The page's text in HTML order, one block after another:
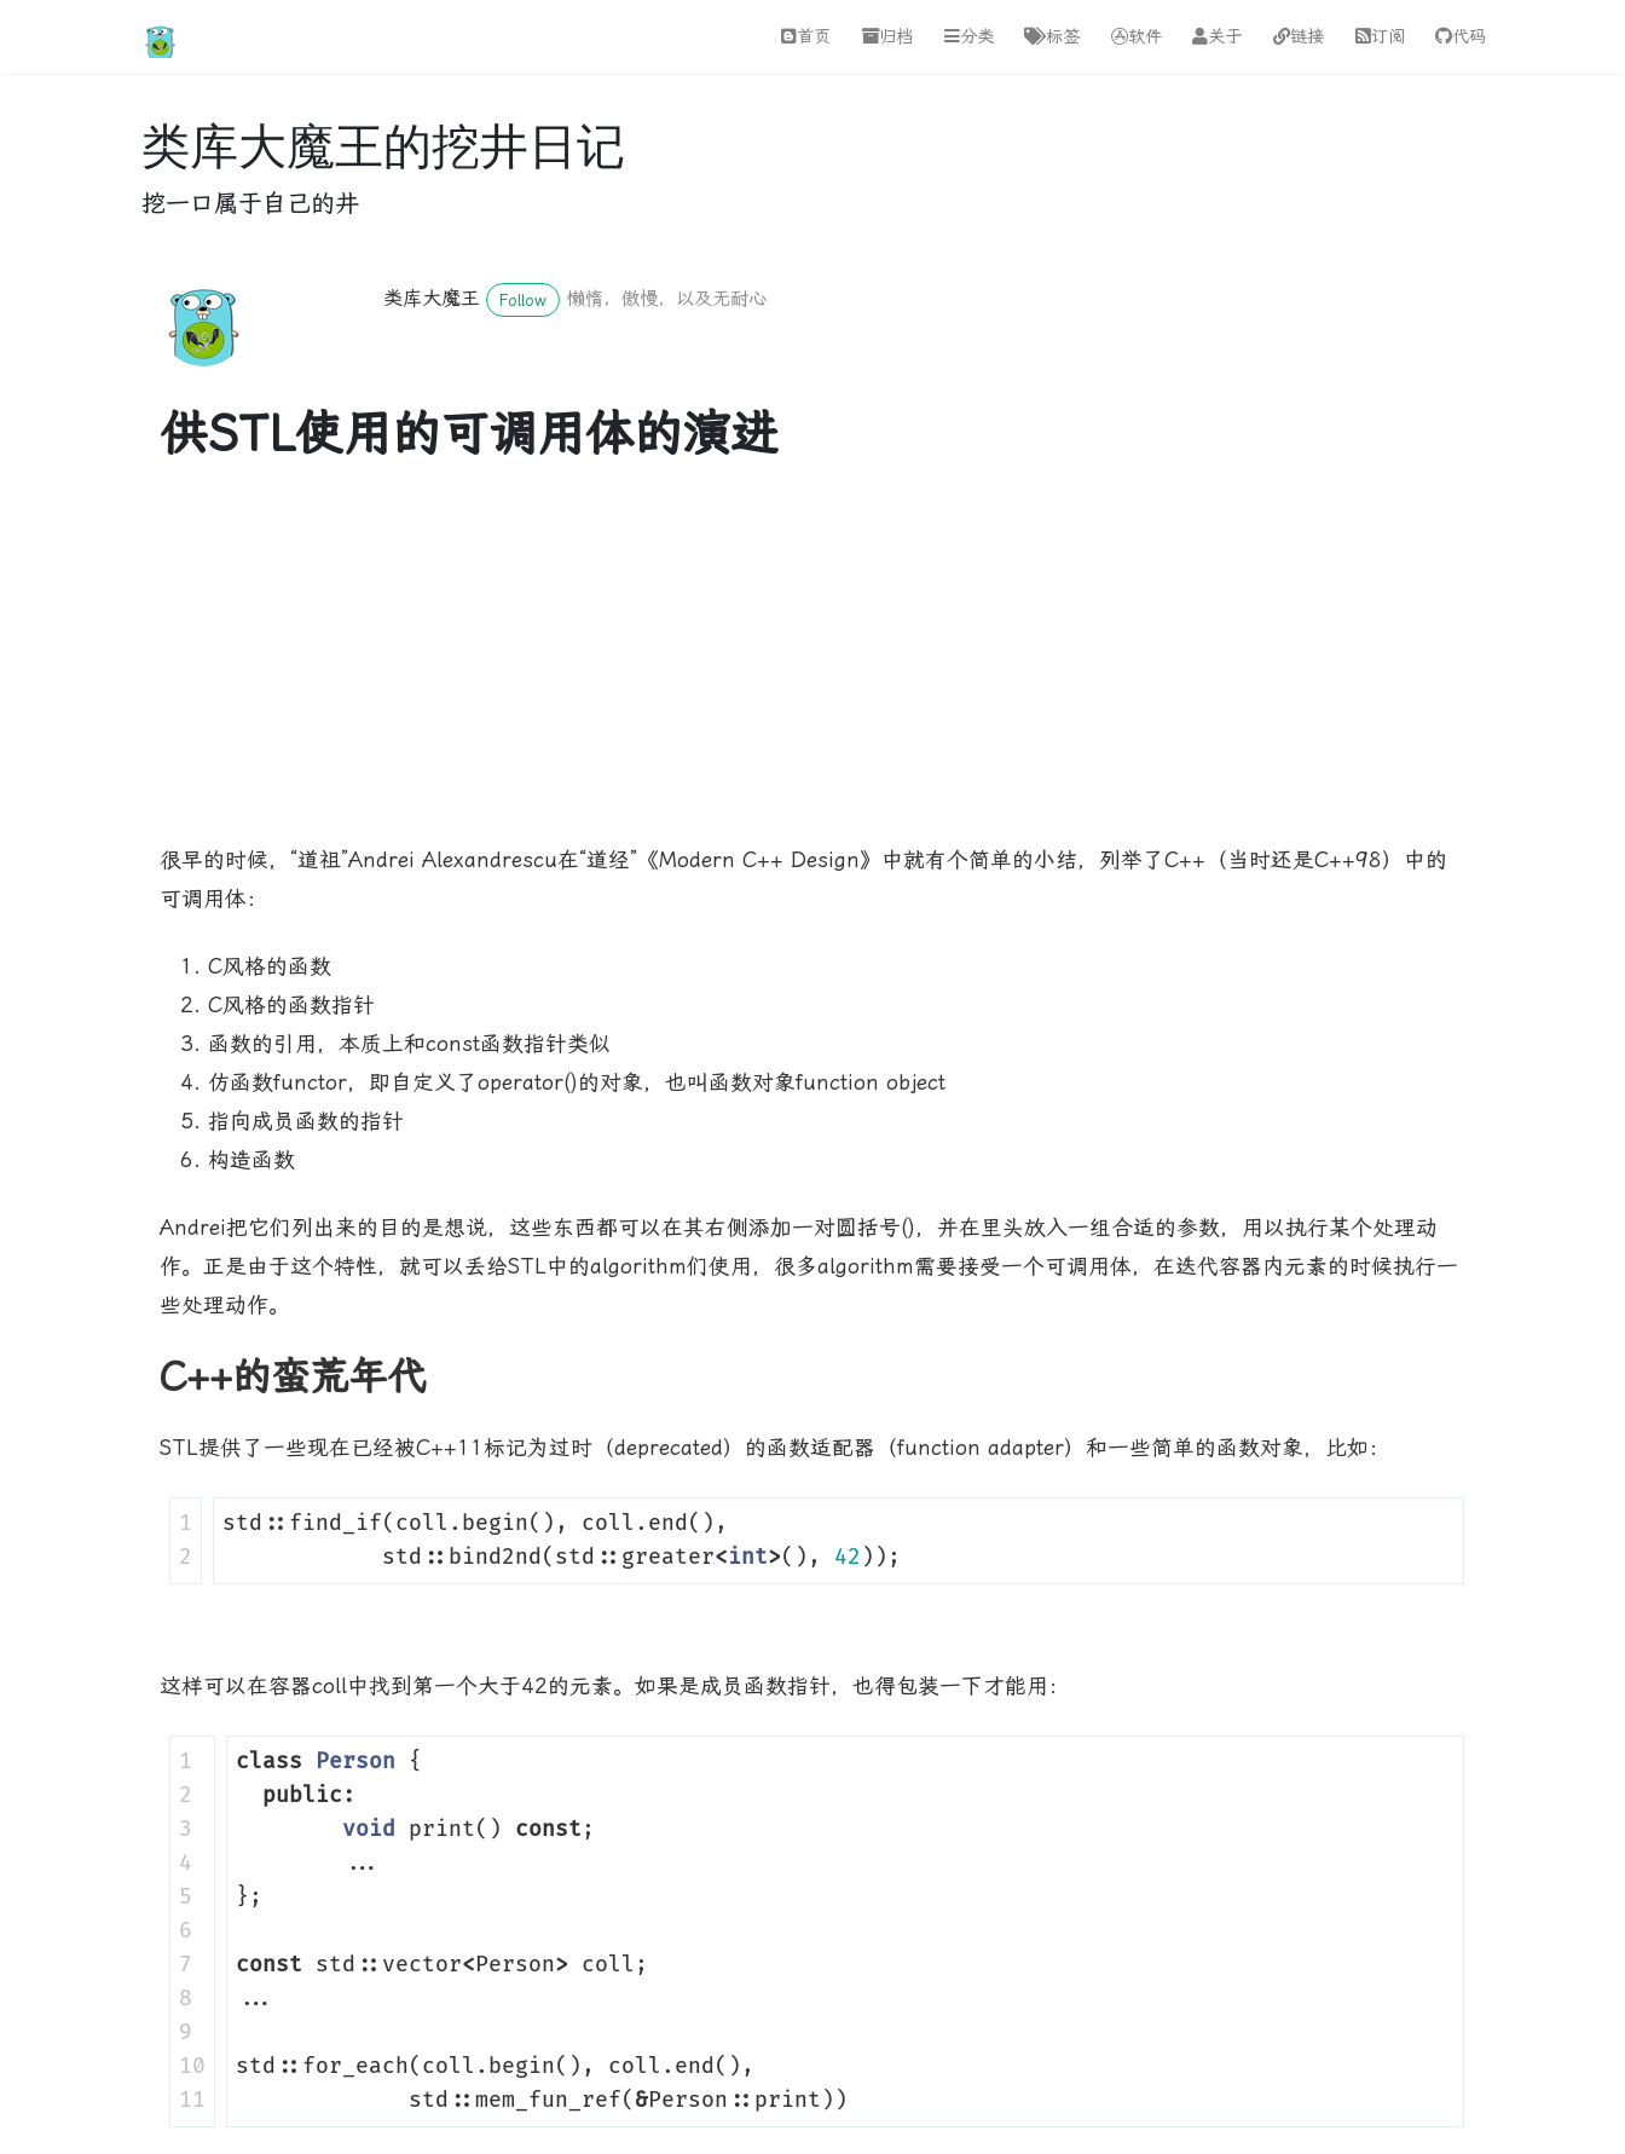
首页 归档 分类 标签 软件 关于 链接 订阅 代码
类库大魔王的挖井日记
挖一口属于自己的井
类库大魔王 Follow 懒惰，傲慢，以及无耐心
供STL使用的可调用体的演进
很早的时候，“道祖”Andrei Alexandrescu在“道经”《Modern C++ Design》中就有个简单的小结，列举了C++（当时还是C++98）中的
可调用体：
C风格的函数
C风格的函数指针
函数的引用，本质上和const函数指针类似
仿函数functor，即自定义了operator()的对象，也叫函数对象function object
指向成员函数的指针
构造函数
Andrei把它们列出来的目的是想说，这些东西都可以在其右侧添加一对圆括号()，并在里头放入一组合适的参数，用以执行某个处理动
作。正是由于这个特性，就可以丢给STL中的algorithm们使用，很多algorithm需要接受一个可调用体，在迭代容器内元素的时候执行一
些处理动作。
C++的蛮荒年代
STL提供了一些现在已经被C++11标记为过时（deprecated）的函数适配器（function adapter）和一些简单的函数对象，比如：
1
std :: find_if( coll . begin(), coll . end (),
std :: bind2nd ( std :: greater<int>(), 42 ));
这样可以在容器coll中找到第一个大于42的元素。如果是成员函数指针，也得包装一下才能用：
1
2
3
4
5
6
7
8
9
10
class Person
{
public :
void
print() const ;
...
};
const std :: vector<Person> coll ;
...
std :: for_each( coll . begin(), coll . end (),
std :: mem_fun_ref( &Person :: print ))